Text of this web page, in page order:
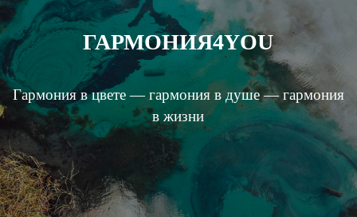
ГАРМОНИЯ4YOU
Гармония в цвете — гармония в душе — гармония
в жизни